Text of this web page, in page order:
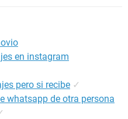
en instagram
pero si recibe ✓
whatsapp de otra persona